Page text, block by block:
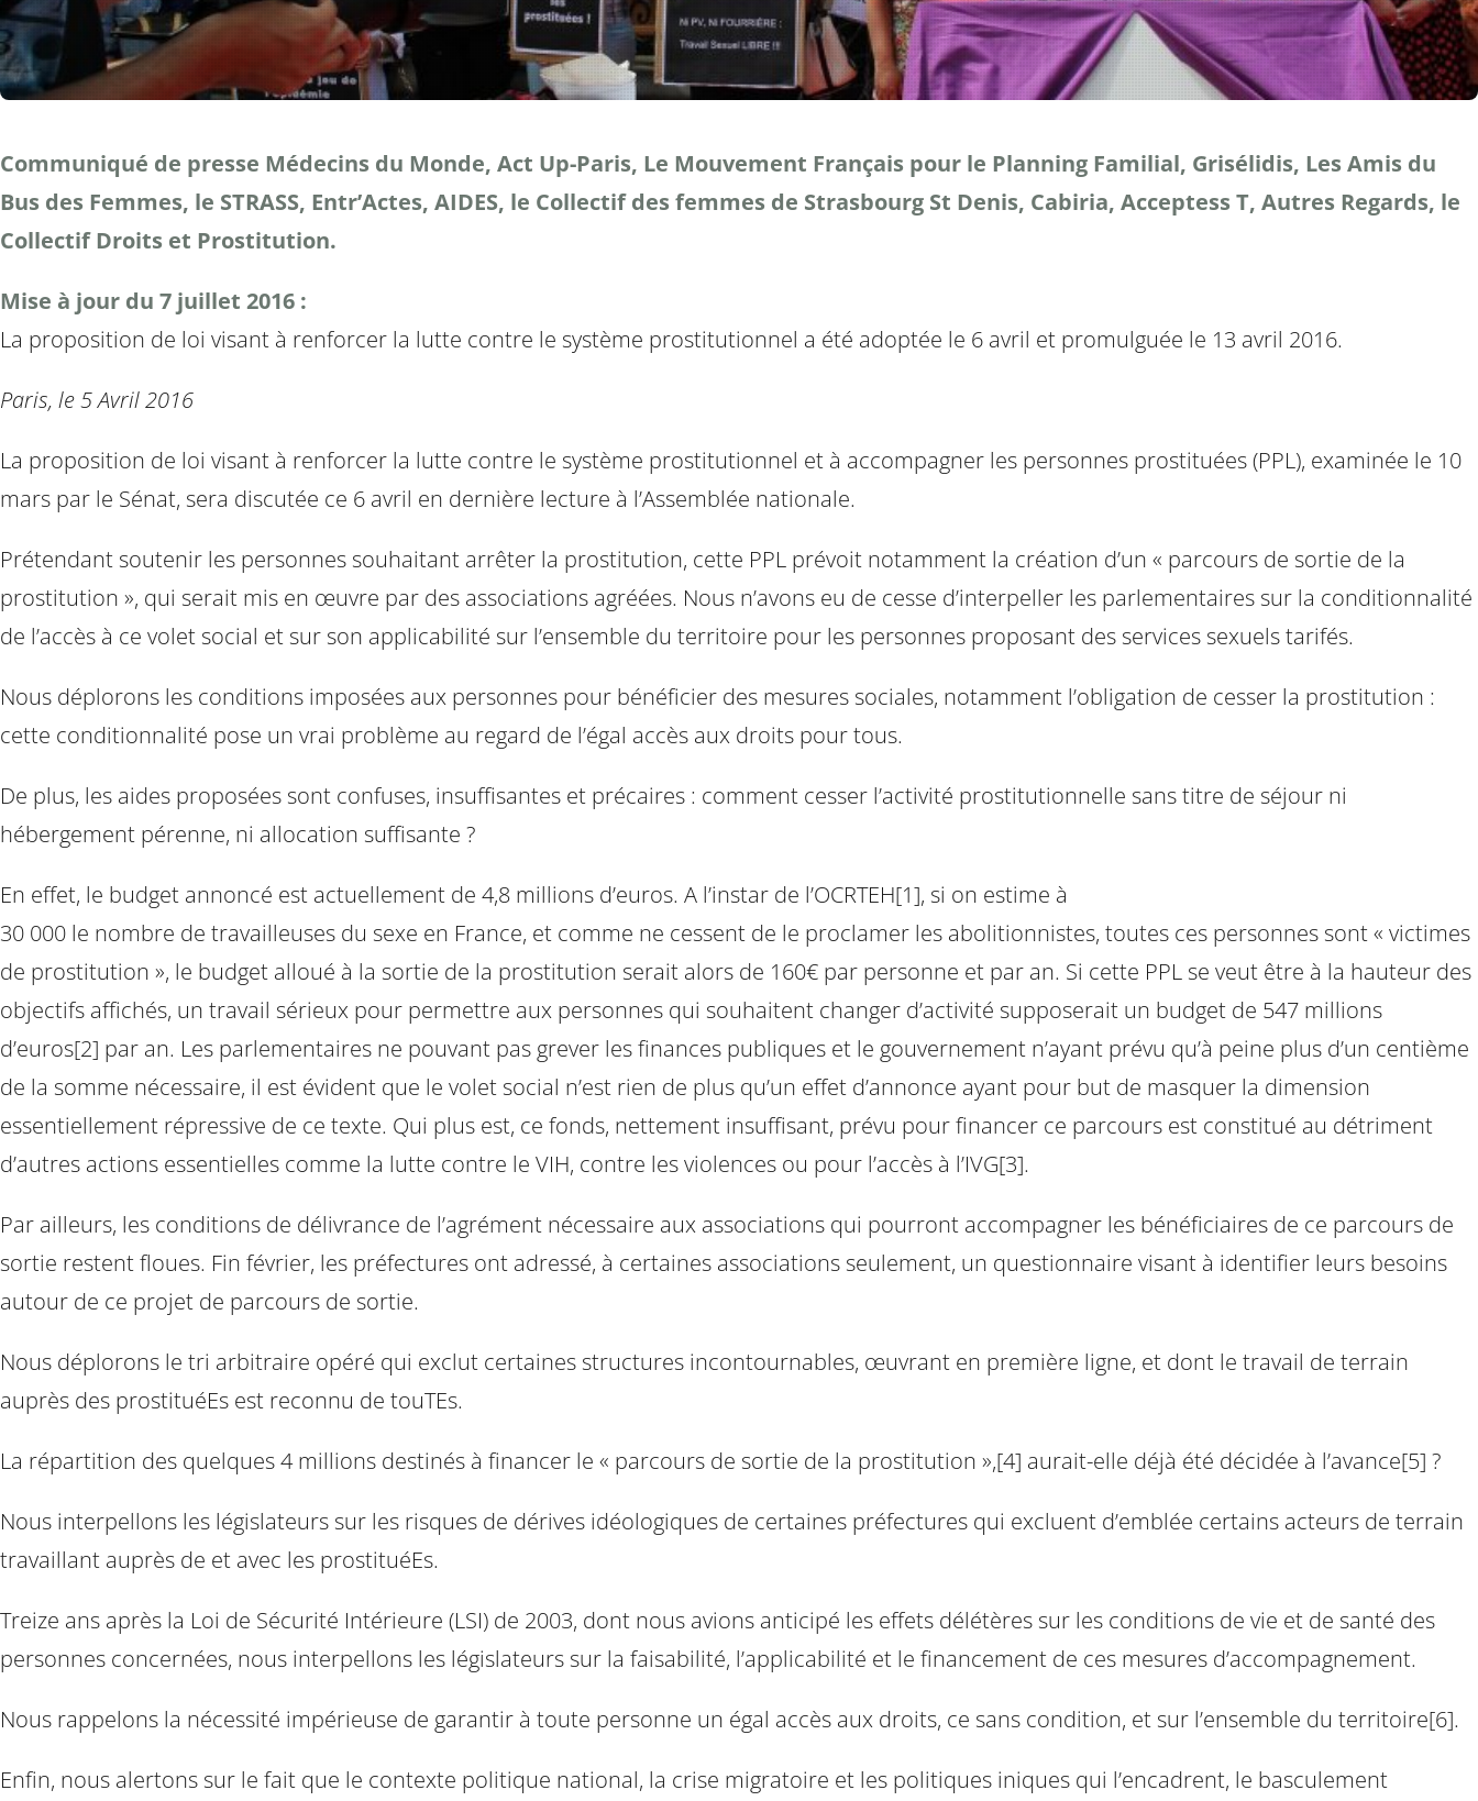
Communiqué de presse Médecins du Monde, Act Up-Paris, Le Mouvement Français pour le Planning Familial, Grisélidis, Les Amis du
Bus des Femmes, le STRASS, Entr’Actes, AIDES, le Collectif des femmes de Strasbourg St Denis, Cabiria, Acceptess T, Autres Regards, le
Collectif Droits et Prostitution.
Mise à jour du 7 juillet 2016 :
La proposition de loi visant à renforcer la lutte contre le système prostitutionnel a été adoptée le 6 avril et promulguée le 13 avril 2016.
Paris, le 5 Avril 2016
La proposition de loi visant à renforcer la lutte contre le système prostitutionnel et à accompagner les personnes prostituées (PPL), examinée le 10
mars par le Sénat, sera discutée ce 6 avril en dernière lecture à l’Assemblée nationale.
Prétendant soutenir les personnes souhaitant arrêter la prostitution, cette PPL prévoit notamment la création d’un « parcours de sortie de la
prostitution », qui serait mis en œuvre par des associations agréées. Nous n’avons eu de cesse d’interpeller les parlementaires sur la conditionnalité
de l’accès à ce volet social et sur son applicabilité sur l’ensemble du territoire pour les personnes proposant des services sexuels tarifés.
Nous déplorons les conditions imposées aux personnes pour bénéficier des mesures sociales, notamment l’obligation de cesser la prostitution :
cette conditionnalité pose un vrai problème au regard de l’égal accès aux droits pour tous.
De plus, les aides proposées sont confuses, insuffisantes et précaires : comment cesser l’activité prostitutionnelle sans titre de séjour ni
hébergement pérenne, ni allocation suffisante ?
En effet, le budget annoncé est actuellement de 4,8 millions d’euros. A l’instar de l’OCRTEH[1], si on estime à
30 000 le nombre de travailleuses du sexe en France, et comme ne cessent de le proclamer les abolitionnistes, toutes ces personnes sont « victimes
de prostitution », le budget alloué à la sortie de la prostitution serait alors de 160€ par personne et par an. Si cette PPL se veut être à la hauteur des
objectifs affichés, un travail sérieux pour permettre aux personnes qui souhaitent changer d’activité supposerait un budget de 547 millions
d’euros[2] par an. Les parlementaires ne pouvant pas grever les finances publiques et le gouvernement n’ayant prévu qu’à peine plus d’un centième
de la somme nécessaire, il est évident que le volet social n’est rien de plus qu’un effet d’annonce ayant pour but de masquer la dimension
essentiellement répressive de ce texte. Qui plus est, ce fonds, nettement insuffisant, prévu pour financer ce parcours est constitué au détriment
d’autres actions essentielles comme la lutte contre le VIH, contre les violences ou pour l’accès à l’IVG[3].
Par ailleurs, les conditions de délivrance de l’agrément nécessaire aux associations qui pourront accompagner les bénéficiaires de ce parcours de
sortie restent floues. Fin février, les préfectures ont adressé, à certaines associations seulement, un questionnaire visant à identifier leurs besoins
autour de ce projet de parcours de sortie.
Nous déplorons le tri arbitraire opéré qui exclut certaines structures incontournables, œuvrant en première ligne, et dont le travail de terrain
auprès des prostituéEs est reconnu de touTEs.
La répartition des quelques 4 millions destinés à financer le « parcours de sortie de la prostitution »,[4] aurait-elle déjà été décidée à l’avance[5] ?
Nous interpellons les législateurs sur les risques de dérives idéologiques de certaines préfectures qui excluent d’emblée certains acteurs de terrain
travaillant auprès de et avec les prostituéEs.
Treize ans après la Loi de Sécurité Intérieure (LSI) de 2003, dont nous avions anticipé les effets délétères sur les conditions de vie et de santé des
personnes concernées, nous interpellons les législateurs sur la faisabilité, l’applicabilité et le financement de ces mesures d’accompagnement.
Nous rappelons la nécessité impérieuse de garantir à toute personne un égal accès aux droits, ce sans condition, et sur l’ensemble du territoire[6].
Enfin, nous alertons sur le fait que le contexte politique national, la crise migratoire et les politiques iniques qui l’encadrent, le basculement